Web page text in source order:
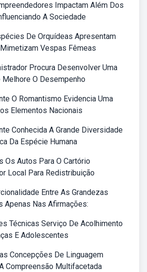
Impactam Além Dos
A Sociedade
De Orquídeas Apresentam
Vespas Fêmeas
Procura Desenvolver Uma
Melhore O Desempenho
O Romantismo Evidencia Uma
Elementos Nacionais
Conhecida A Grande Diversidade
Da Espécie Humana
Os Autos Para O Cartório
Local Para Redistribuição
Entre As Grandezas
Apenas Nas Afirmações:
Técnicas Serviço De Acolhimento
E Adolescentes
Concepções De Linguagem
Compreensão Multifacetada